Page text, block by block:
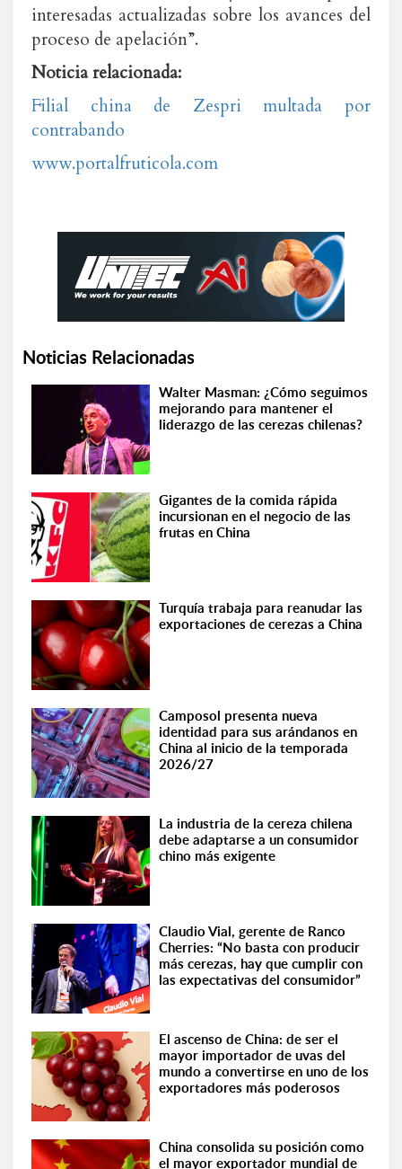
interesadas actualizadas sobre los avances del
proceso de apelación”.
Noticia relacionada:
Filial china de Zespri multada por
contrabando
www.portalfruticola.com
Noticias Relacionadas
Walter Masman: ¿Cómo seguimos
mejorando para mantener el
liderazgo de las cerezas chilenas?
Gigantes de la comida rápida
incursionan en el negocio de las
frutas en China
Turquía trabaja para reanudar las
exportaciones de cerezas a China
Camposol presenta nueva
identidad para sus arándanos en
China al inicio de la temporada
2026/27
La industria de la cereza chilena
debe adaptarse a un consumidor
chino más exigente
Claudio Vial, gerente de Ranco
Cherries: “No basta con producir
más cerezas, hay que cumplir con
las expectativas del consumidor”
El ascenso de China: de ser el
mayor importador de uvas del
mundo a convertirse en uno de los
exportadores más poderosos
China consolida su posición como
el mayor exportador mundial de